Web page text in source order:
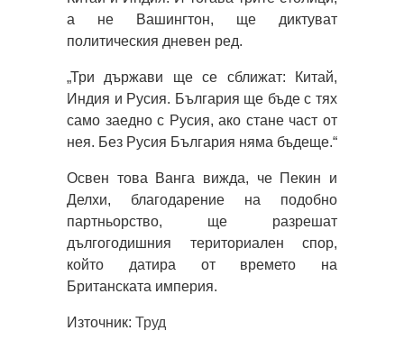
а не Вашингтон, ще диктуват
политическия дневен ред.
„Три държави ще се сближат: Китай,
Индия и Русия. България ще бъде с тях
само заедно с Русия, ако стане част от
нея. Без Русия България няма бъдеще.“
Освен това Ванга вижда, че Пекин и
Делхи, благодарение на подобно
партньорство, ще разрешат
дългогодишния териториален спор,
който датира от времето на
Британската империя.
Източник: Труд